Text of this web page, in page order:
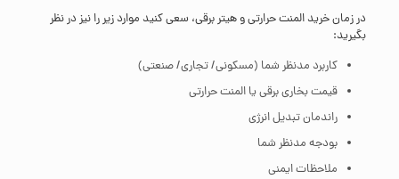
در زمان خرید المنت حرارتی و هیتر برقی، سعی کنید موارد زیر را نیز در نظر
بگیرید:
کاربرد مدنظر شما (مسکونی/ تجاری/ صنعتی)
قیمت بخاری برقی یا المنت حرارتی
راندمان تبدیل انرژی
بودجه مدنظر شما
ملاحظات ایمنی